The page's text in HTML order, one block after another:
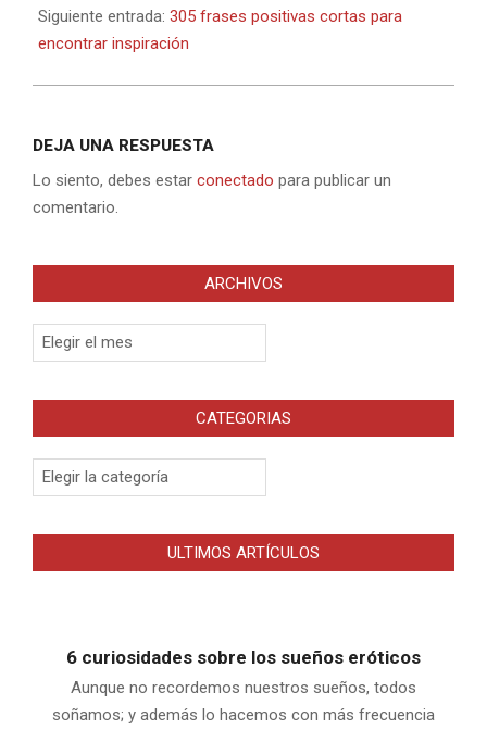
Siguiente entrada: 305 frases positivas cortas para
encontrar inspiración
DEJA UNA RESPUESTA
Lo siento, debes estar conectado para publicar un
comentario.
ARCHIVOS
Archivos
CATEGORIAS
Categorias
ULTIMOS ARTÍCULOS
6 curiosidades sobre los sueños eróticos
Aunque no recordemos nuestros sueños, todos
soñamos; y además lo hacemos con más frecuencia